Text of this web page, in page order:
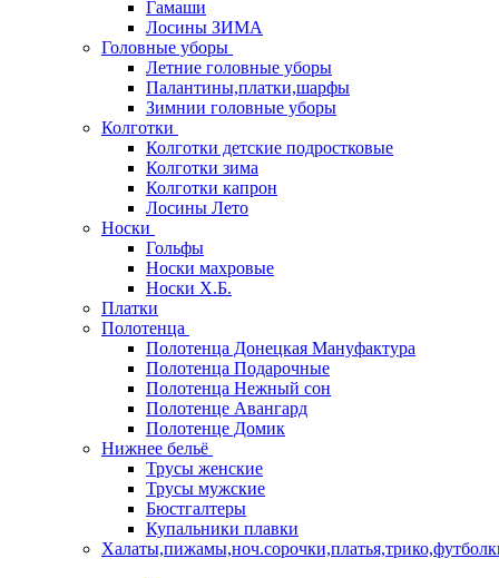
Гамаши
Лосины ЗИМА
Головные уборы
Летние головные уборы
Палантины,платки,шарфы
Зимнии головные уборы
Колготки
Колготки детские подростковые
Колготки зима
Колготки капрон
Лосины Лето
Носки
Гольфы
Носки махровые
Носки Х.Б.
Платки
Полотенца
Полотенца Донецкая Мануфактура
Полотенца Подарочные
Полотенца Нежный сон
Полотенце Авангард
Полотенце Домик
Нижнее бельё
Трусы женские
Трусы мужские
Бюстгалтеры
Купальники плавки